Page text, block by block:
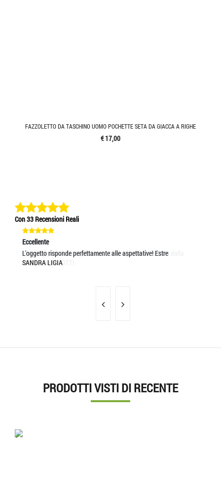
FAZZOLETTO DA TASCHINO UOMO POCHETTE SETA DA GIACCA A RIGHE
€ 17,00
Con 33 Recensioni Reali
Eccellente
L'oggetto risponde perfettamente alle aspettative! Estre
SANDRA LIGIA
PRODOTTI VISTI DI RECENTE
'.'